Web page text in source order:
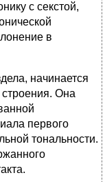
с секстой,
в
начинается
строения. Она
первого
тональности.